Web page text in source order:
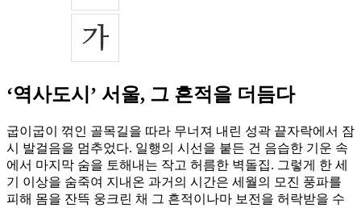
‘역사도시’ 서울, 그 흔적을 더듬다
굽이굽이 꺾인 골목길을 따라 무너져 내린 성곽 끝자락에서 잠
시 발걸음을 멈추었다. 일행의 시선을 붙든 건 음습한 기운 속
에서 마지막 숨을 토해내는 작고 허름한 벽돌집. 그렇게 한 세
기 이상을 숨죽여 지내온 과거의 시간은 세월의 모진 풍파를
피해 몸을 잔뜩 웅크린 채 그 흔적이나마 보전을 허락받을 수